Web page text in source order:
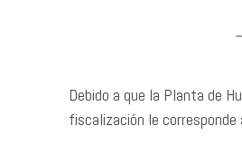
Debido a que la Planta de
fiscalización le corresponde